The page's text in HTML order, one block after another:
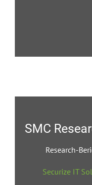
SMC
Research-
Securize IT